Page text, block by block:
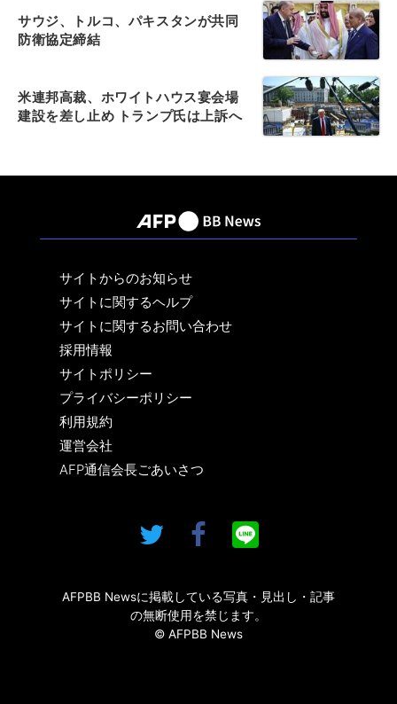
サウジ、トルコ、パキスタンが共同
防衛協定締結
米連邦高裁、ホワイトハウス宴会場
建設を差し止め トランプ氏は上訴へ
サイトからのお知らせ
サイトに関するヘルプ
サイトに関するお問い合わせ
採用情報
サイトポリシー
プライバシーポリシー
利用規約
運営会社
AFP通信会長ごあいさつ
AFPBB Newsに掲載している写真・見出し・記事
の無断使用を禁じます。
© AFPBB News